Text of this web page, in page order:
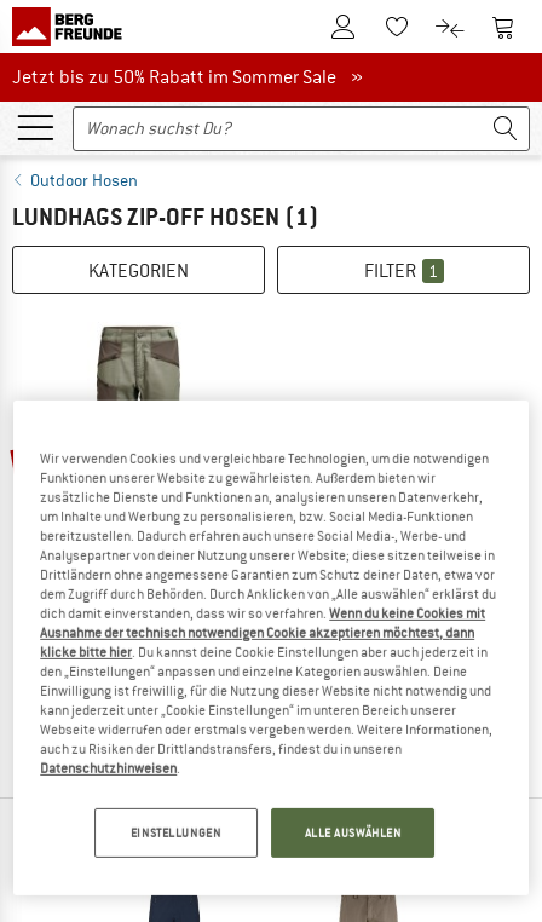
Zum KundenkontoZum Merkzettel.
Zum Zum
Jetzt bis zu 50% Rabatt im Sommer Sale
Jetzt bis zu 50% Rabatt im Sommer Sale »
Outdoor Hosen
LUNDHAGS ZIP-OFF HOSEN (1)
KATEGORIEN FILTER 1
30%
LUNDHAGS
Women's Tived Zip-Off Pant
Zip-Off-Hose
179,95 €125,97 €
3,7(3)
TOP PRODUKTE DEINER LIEBLINGSMARKEN
Wir verwenden Cookies und vergleichbare Technologien, um die notwendigen
Funktionen unserer Website zu gewährleisten. Außerdem bieten wir
zusätzliche Dienste und Funktionen an, analysieren unseren Datenverkehr,
um Inhalte und Werbung zu personalisieren, bzw. Social Media-Funktionen
bereitzustellen. Dadurch erfahren auch unsere Social Media-, Werbe- und
Analysepartner von deiner Nutzung unserer Website; diese sitzen teilweise in
Drittländern ohne angemessene Garantien zum Schutz deiner Daten, etwa vor
dem Zugriff durch Behörden. Durch Anklicken von „Alle auswählen“ erklärst du
dich damit einverstanden, dass wir so verfahren.Wenn du keine Cookies mit
Ausnahme der technisch notwendigen Cookie akzeptieren möchtest, dann
klicke bitte hier . Du kannst deine Cookie Einstellungen aber auch jederzeit in
den „Einstellungen“ anpassen und einzelne Kategorien auswählen. Deine
Einwilligung ist freiwillig, für die Nutzung dieser Website nicht notwendig und
kann jederzeit unter „Cookie Einstellungen“ im unteren Bereich unserer
Webseite widerrufen oder erstmals vergeben werden. Weitere Informationen,
auch zu Risiken der Drittlandstransfers, findest du in unseren
Datenschutzhinweisen
EINSTELLUNGEN ALLE AUSWÄHLEN